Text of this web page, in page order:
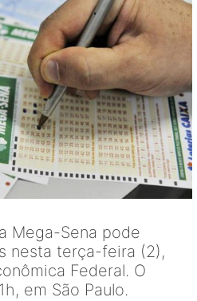
Mega-Sena pode
nesta terça-feira (2),
Federal. O
em São Paulo.